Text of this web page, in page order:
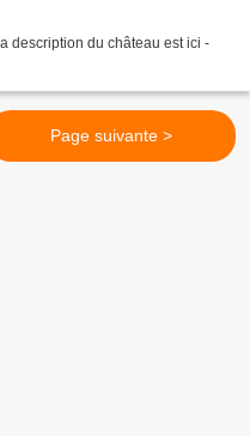
description du château est ici -
Page suivante >